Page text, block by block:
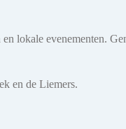
lokale evenementen.
en de Liemers.